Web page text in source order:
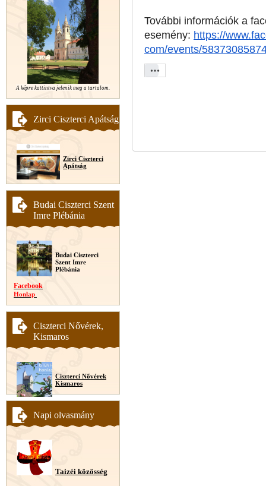
A képre kattintva jelenik meg a tartalom.
Zirci Ciszterci Apátság
Zirci Ciszterci
Apátság
Budai Ciszterci Szent
Imre Plébánia
Budai Ciszterci
Szent Imre
Plébánia
Facebook
Honlap
Ciszterci Nővérek,
Kismaros
Ciszterci Nővérek
Kismaros
Napi olvasmány
Taizéi közösség
További információk a
esemény: https://
com/events/